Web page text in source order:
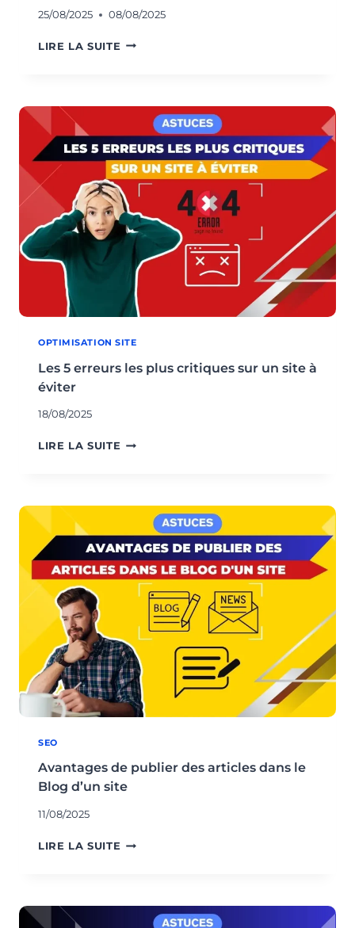
25/08/2025 08/08/2025
LIRE LA SUITE 5
DANS
WORDPRESS
ET
GAGNER
DU
TEMPS
OPTIMISATION SITE
Les 5 erreurs les plus critiques sur un site à
éviter
18/08/2025
LIRE LA SUITE LES
PLUS
CRITIQUES
SUR
UN
SITE
ÉVITER
SEO
Avantages de publier des articles dans le
Blog d’un site
11/08/2025
LIRE LA SUITE AVANTAGES
ARTICLES
DANS